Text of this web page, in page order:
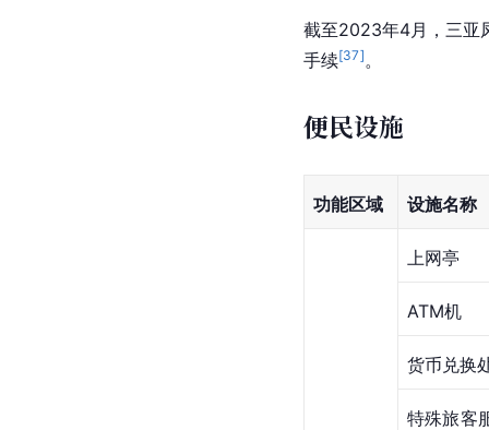
截至2023年4月，三亚
手续[37]。
便民设施
功能区域 设施名称
上网亭
ATM机
货币兑换
特殊旅客